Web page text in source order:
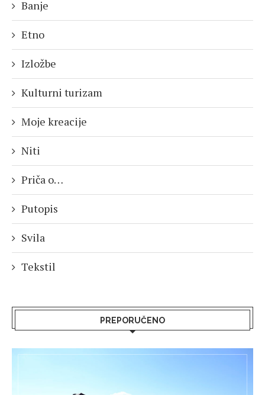
Banje
Etno
Izložbe
Kulturni turizam
Moje kreacije
Niti
Priča o…
Putopis
Svila
Tekstil
PREPORUČENO